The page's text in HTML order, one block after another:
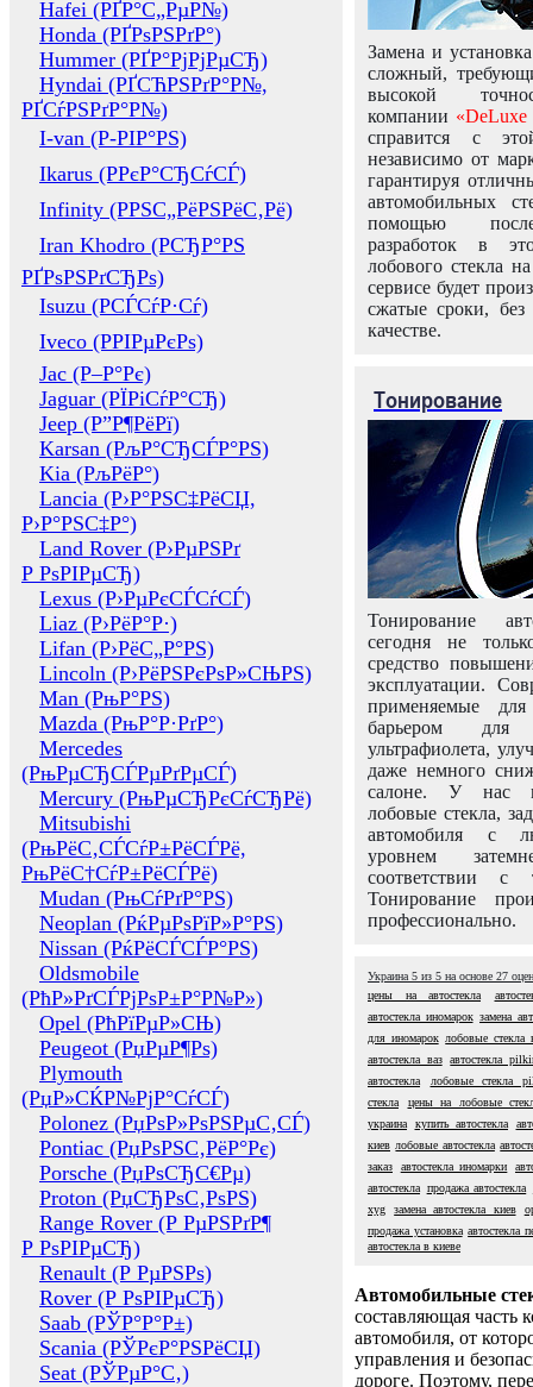
Hafei (РҐР°С„РµР№)
Honda (РҐРѕРЅРґР°)
Hummer (РҐР°РјРјРµСЂ)
Hyndai (РҐСЋРЅРґР°Р№,
РҐСѓРЅРґР°Р№)
I-van (Р-РІР°РЅ)
Ikarus (РРєР°СЂСѓСЃ)
Infinity (РРЅС„РёРЅРёС‚Рё)
Iran Khodro (РСЂР°РЅ
РҐРѕРЅРґСЂРѕ)
Isuzu (РСЃСѓР·Сѓ)
Iveco (РРІРµРєРѕ)
Jac (Р–Р°Рє)
Jaguar (РЇРіСѓР°СЂ)
Jeep (Р”Р¶РёРї)
Karsan (РљР°СЂСЃР°РЅ)
Kia (РљРёР°)
Lancia (Р›Р°РЅС‡РёСЏ,
Р›Р°РЅС‡Р°)
Land Rover (Р›РµРЅРґ
Р РѕРІРµСЂ)
Lexus (Р›РµРєСЃСѓСЃ)
Liaz (Р›РёР°Р·)
Lifan (Р›РёС„Р°РЅ)
Lincoln (Р›РёРЅРєРѕР»СЊРЅ)
Man (РњР°РЅ)
Mazda (РњР°Р·РґР°)
Mercedes
(РњРµСЂСЃРµРґРµСЃ)
Mercury (РњРµСЂРєСѓСЂРё)
Mitsubishi
(РњРёС‚СЃСѓР±РёСЃРё,
РњРёС†СѓР±РёСЃРё)
Mudan (РњСѓРґР°РЅ)
Neoplan (РќРµРѕРїР»Р°РЅ)
Nissan (РќРёСЃСЃР°РЅ)
Oldsmobile
(РћР»РґСЃРјРѕР±Р°Р№Р»)
Opel (РћРїРµР»СЊ)
Peugeot (РџРµР¶Рѕ)
Plymouth
(РџР»СЌР№РјР°СѓСЃ)
Polonez (РџРѕР»РѕРЅРµС‚СЃ)
Pontiac (РџРѕРЅС‚РёР°Рє)
Porsche (РџРѕСЂС€Рµ)
Proton (РџСЂРѕС‚РѕРЅ)
Range Rover (Р РµРЅРґР¶
Р РѕРІРµСЂ)
Renault (Р РµРЅРѕ)
Rover (Р РѕРІРµСЂ)
Saab (РЎР°Р°Р±)
Scania (РЎРєР°РЅРёСЏ)
Seat (РЎРµР°С‚)
Замена и
сложный,
высокой
компании «DeLuxe
справится с
независимо от
гарантируя
автомобильных
помощью
разработок в
лобового стекла
сервисе будет
сжатые сроки,
качестве.
Тонирование
Тонирование
сегодня не
средство
эксплуатации.
применяемые
барьером для
ультрафиолета,
даже немного
салоне. У нас
лобовые стекла,
автомобиля с
уровнем
соответствии с
Тонирование
профессионально.
Украина 5 из 5 на основе 27
цены на автостекла
автостекла иномарок замена
для иномарок лобовые стекла
автостекла ваз
автостекла
автостекла
лобовые стекла
стекла
цены на лобовые
украина
купить автостекла
киев лобовые автостекла
заказ
автостекла иномарки
автостекла продажа автостекла
xyg
замена автостекла киев
продажа установка автостекла
автостекла в киеве
Автомобильные
составляющая часть
автомобиля, от
управления и
дороге. Поэтому,